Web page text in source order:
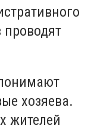
проводят
хозяева.
жителей